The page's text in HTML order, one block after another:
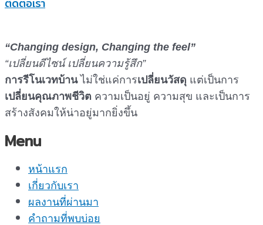
“Changing design, Changing the feel”
“เปลี่ยนดีไซน์ เปลี่ยนความรู้สึก”
การรีโนเวทบ้านไม่ใช่แค่การเปลี่ยนวัสดุ แต่เป็นการ
เปลี่ยนคุณภาพชีวิต ความเป็นอยู่ ความสุข และเป็นการ
สร้างสังคมให้น่าอยู่มากยิ่งขึ้น
Menu
หน้าแรก
เกี่ยวกับเรา
ผลงานที่ผ่านมา
คำถามที่พบบ่อย